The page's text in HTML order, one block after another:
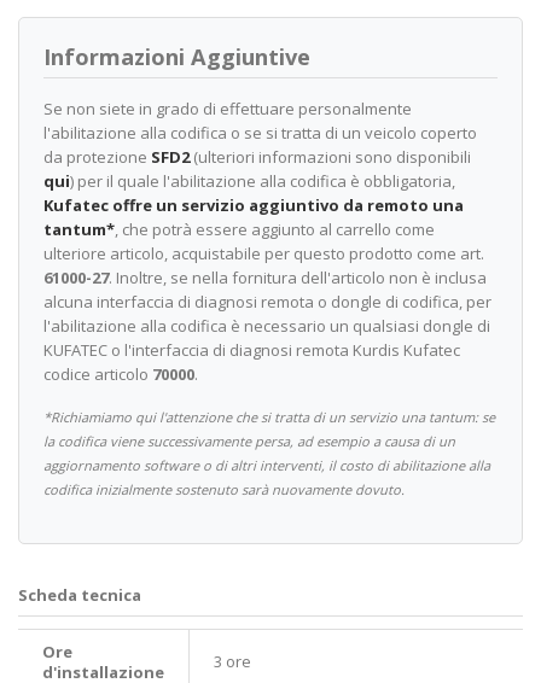
Informazioni Aggiuntive
Se non siete in grado di effettuare personalmente
l'abilitazione alla codifica o se si tratta di un veicolo coperto
da protezione SFD2(ulteriori informazioni sono disponibili
qui) per il quale l'abilitazione alla codifica è obbligatoria,
Kufatec offre un servizio aggiuntivo da remoto una
tantum*, che potrà essere aggiunto al carrello come
ulteriore articolo, acquistabile per questo prodotto come art.
61000-27. Inoltre, se nella fornitura dell'articolo non è inclusa
alcuna interfaccia di diagnosi remota o dongle di codifica, per
l'abilitazione alla codifica è necessario un qualsiasi dongle di
KUFATEC o l'interfaccia di diagnosi remota Kurdis Kufatec
codice articolo 70000.
*Richiamiamo qui l'attenzione che si tratta di un servizio una tantum: se
la codifica viene successivamente persa, ad esempio a causa di un
aggiornamento software o di altri interventi, il costo di abilitazione alla
codifica inizialmente sostenuto sarà nuovamente dovuto.
Scheda tecnica
Ore
d'installazione
3 ore